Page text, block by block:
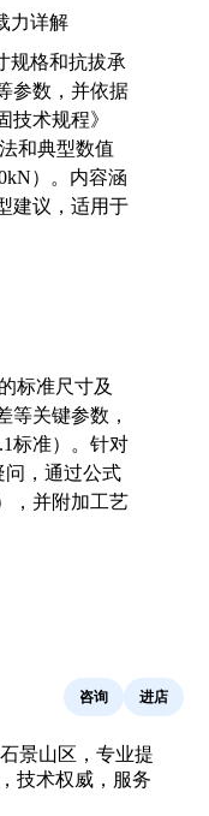
力详解
规格和抗拔承
参数，并依据
技术规程》
和典型数值
）。内容涵
建议，适用于
标准尺寸及
等关键参数，
标准）。针对
问，通过公式
，并附加工艺
咨询 进店
景山区，专业提
技术权威，服务